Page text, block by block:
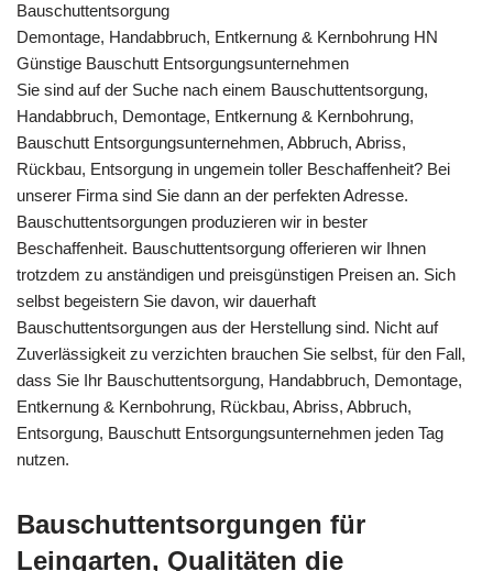
Bauschuttentsorgung
Demontage, Handabbruch, Entkernung & Kernbohrung HN
Günstige Bauschutt Entsorgungsunternehmen
Sie sind auf der Suche nach einem Bauschuttentsorgung,
Handabbruch, Demontage, Entkernung & Kernbohrung,
Bauschutt Entsorgungsunternehmen, Abbruch, Abriss,
Rückbau, Entsorgung in ungemein toller Beschaffenheit? Bei
unserer Firma sind Sie dann an der perfekten Adresse.
Bauschuttentsorgungen produzieren wir in bester
Beschaffenheit. Bauschuttentsorgung offerieren wir Ihnen
trotzdem zu anständigen und preisgünstigen Preisen an. Sich
selbst begeistern Sie davon, wir dauerhaft
Bauschuttentsorgungen aus der Herstellung sind. Nicht auf
Zuverlässigkeit zu verzichten brauchen Sie selbst, für den Fall,
dass Sie Ihr Bauschuttentsorgung, Handabbruch, Demontage,
Entkernung & Kernbohrung, Rückbau, Abriss, Abbruch,
Entsorgung, Bauschutt Entsorgungsunternehmen jeden Tag
nutzen.
Bauschuttentsorgungen für
Leingarten, Qualitäten die